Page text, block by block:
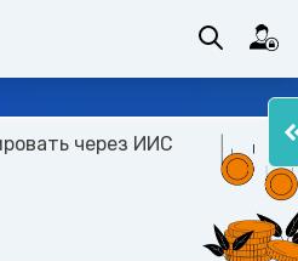
через ИИС